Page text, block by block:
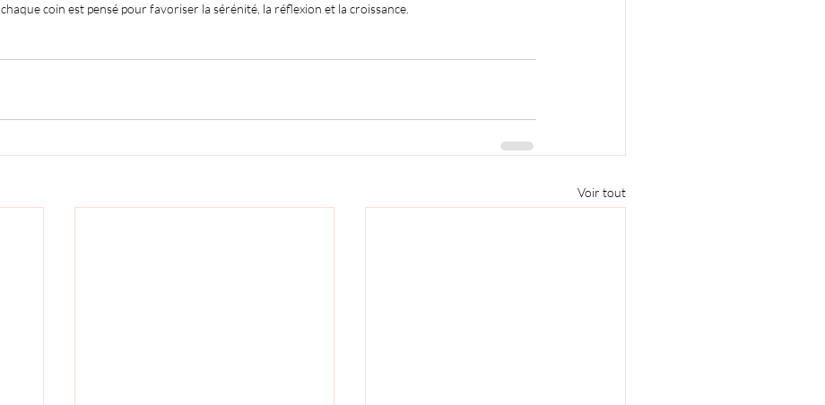
chaque coin est pensé pour favoriser la sérénité, la réflexion et la croissance.
Voir tout